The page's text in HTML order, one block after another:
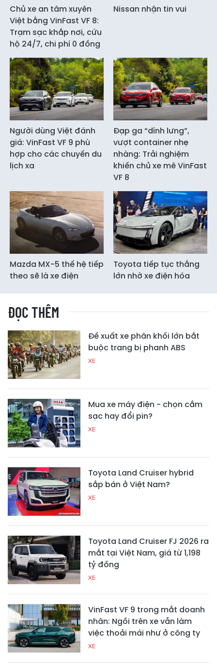
Chủ xe an tâm xuyên
Việt bằng VinFast VF 8:
Trạm sạc khắp nơi, cứu
hộ 24/7, chi phí 0 đồng
Nissan nhận tin vui
Người dùng Việt đánh
giá: VinFast VF 9 phù
hợp cho các chuyến du
lịch xa
Đạp ga “dính lưng”,
vượt container nhẹ
nhàng: Trải nghiệm
khiến chủ xe mê VinFast
VF 8
Mazda MX-5 thế hệ tiếp
theo sẽ là xe điện
Toyota tiếp tục thắng
lớn nhờ xe điện hóa
ĐỌC THÊM
Đề xuất xe phân khối lớn bắt
buộc trang bị phanh ABS
XE
Mua xe máy điện - chọn cắm
sạc hay đổi pin?
XE
Toyota Land Cruiser hybrid
sắp bán ở Việt Nam?
XE
Toyota Land Cruiser FJ 2026 ra
mắt tại Việt Nam, giá từ 1,198
tỷ đồng
XE
VinFast VF 9 trong mắt doanh
nhân: Ngồi trên xe vẫn làm
việc thoải mái như ở công ty
XE